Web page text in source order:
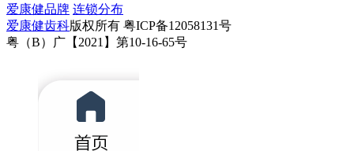
爱康健品牌 连锁分布
爱康健齿科版权所有 粤ICP备12058131号
粤（B）广【2021】第10-16-65号